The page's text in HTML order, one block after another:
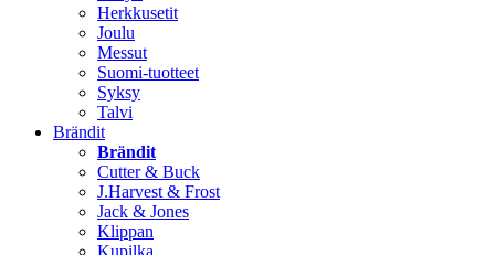
Herkkusetit
Joulu
Messut
Suomi-tuotteet
Syksy
Talvi
Brändit
Brändit
Cutter & Buck
J.Harvest & Frost
Jack & Jones
Klippan
Kupilka